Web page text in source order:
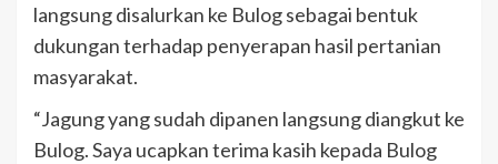
langsung disalurkan ke Bulog sebagai bentuk
dukungan terhadap penyerapan hasil pertanian
masyarakat.
“Jagung yang sudah dipanen langsung diangkut ke
Bulog. Saya ucapkan terima kasih kepada Bulog